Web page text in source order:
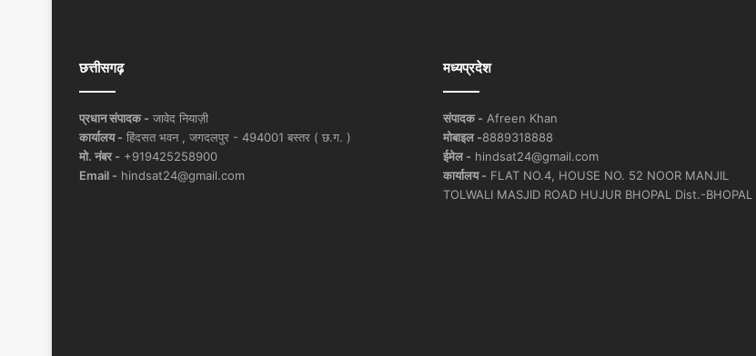
छत्तीसगढ़
प्रधान संपादक - जावेद नियाज़ी
कार्यालय - हिंदसत भवन , जगदलपुर - 494001 बस्तर ( छ.ग. )
मो. नंबर - +919425258900
Email - hindsat24@gmail.com
मध्यप्रदेश
संपादक - Afreen Khan
मोबाइल -8889318888
ईमेल - hindsat24@gmail.com
कार्यालय - FLAT NO.4, HOUSE NO. 52 NOOR MANJIL
TOLWALI MASJID ROAD HUJUR BHOPAL Dist.-BHOPAL